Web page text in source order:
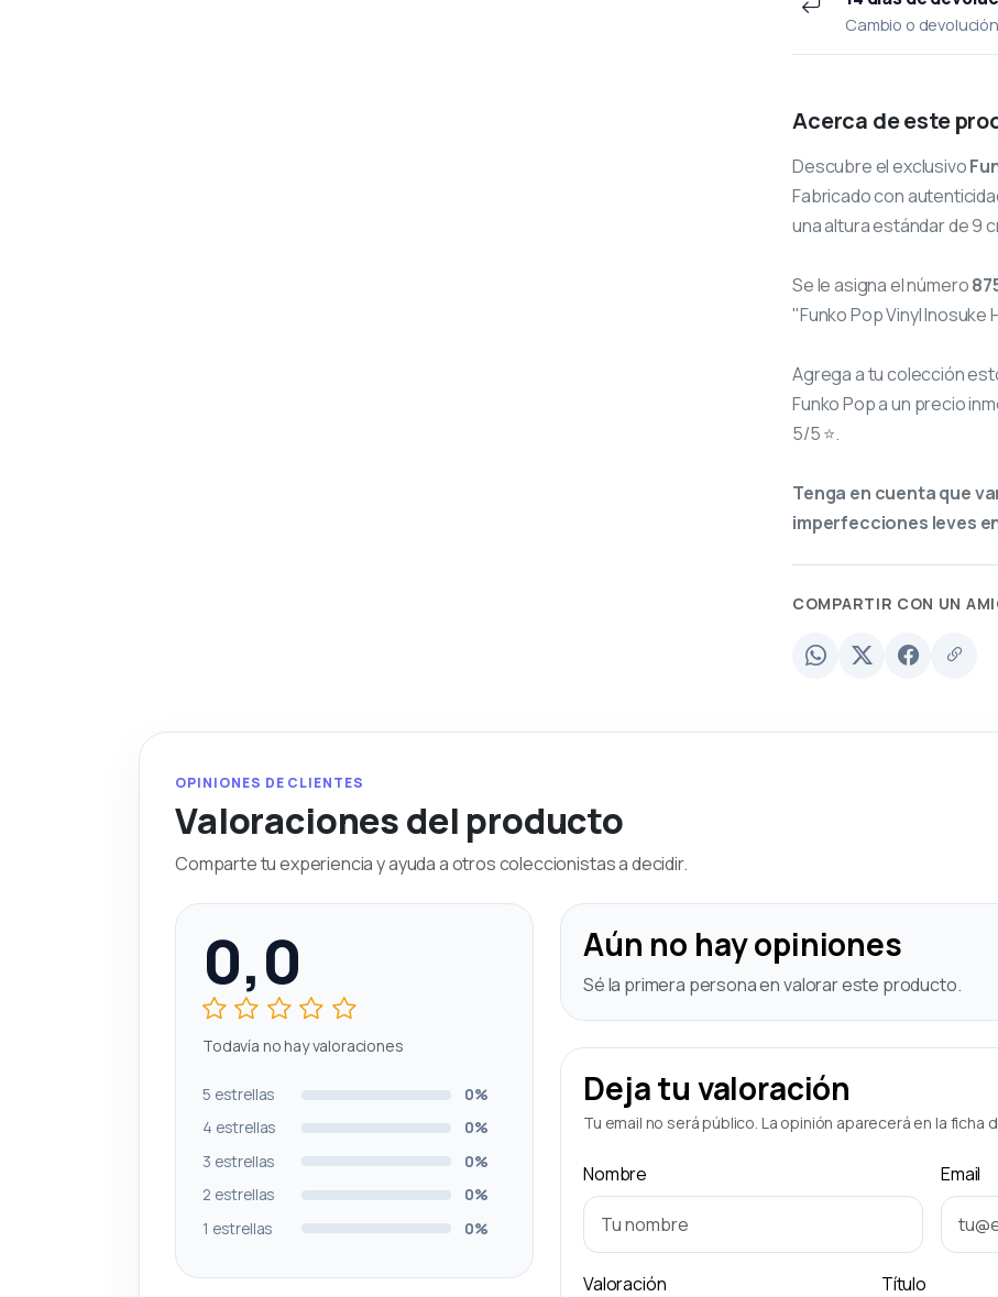
Cambio o
Acerca de este
Descubre el exclusivo
Fabricado con
una altura estándar de 9
Se le asigna el número
"Funko Pop Vinyl Inosuke
Agrega a tu colección
Funko Pop a un precio
5/5 ⭐.
Tenga en cuenta que
imperfecciones leves
COMPARTIR CON UN
OPINIONES DE CLIENTES
Valoraciones del producto
Comparte tu experiencia y ayuda a otros coleccionistas a decidir.
0,0
Todavía no hay valoraciones
5 estrellas
0%
4 estrellas
0%
3 estrellas
0%
2 estrellas
0%
1 estrellas
0%
Aún no hay opiniones
Sé la primera persona en valorar este producto.
Deja tu valoración
Tu email no será público. La opinión aparecerá en la ficha
Nombre Email
Valoración Título